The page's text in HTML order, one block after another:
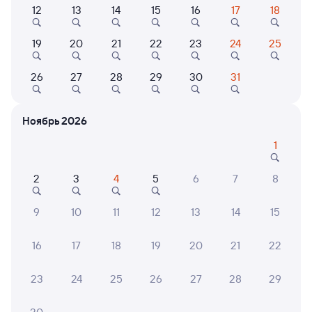
093Й Проходящий 7,5
Верда
Сараи
23:20 02:10
2 ч 50 м в пути
от 1 ⁠047 ⁠₽ 1 ⁠758 ⁠₽ 2 ⁠582 ⁠₽ от 6 ⁠291 ⁠₽
Выберите дату
Найдём билет на поезд за вас
12 13 14 15 16 17 18
19 20 21 22 23 24 25
26 27 28 29 30 31
Ноябрь 2026
1
2 3 4 5 6 7 8
9 10 11 12 13 14 15
16 17 18 19 20 21 22
23 24 25 26 27 28 29